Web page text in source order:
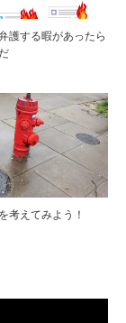
護する暇があったら
考えてみよう！